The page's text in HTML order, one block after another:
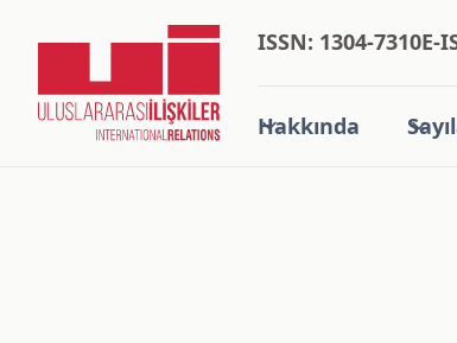
Hakkında
ISSN: 1304-7310E-